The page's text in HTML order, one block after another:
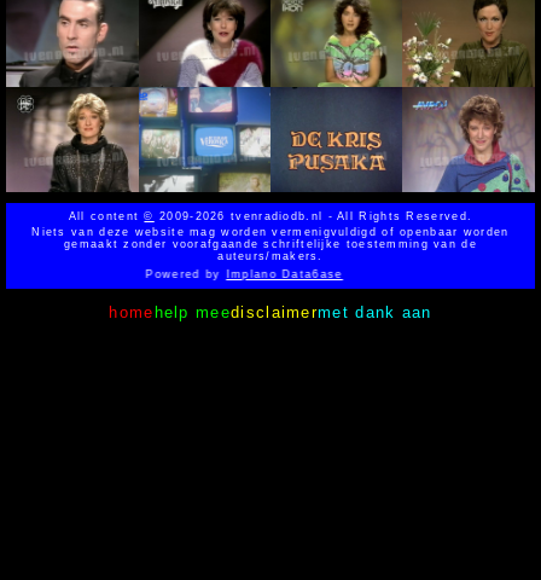
All content© 2009-2026 tvenradiodb.nl - All Rights Reserved.
Niets van deze website mag worden vermenigvuldigd of openbaar worden
gemaakt zonder voorafgaande schriftelijke toestemming van de
auteurs/makers.
Powered by
Implano Data6ase
home help meedisclaimermet dank aan